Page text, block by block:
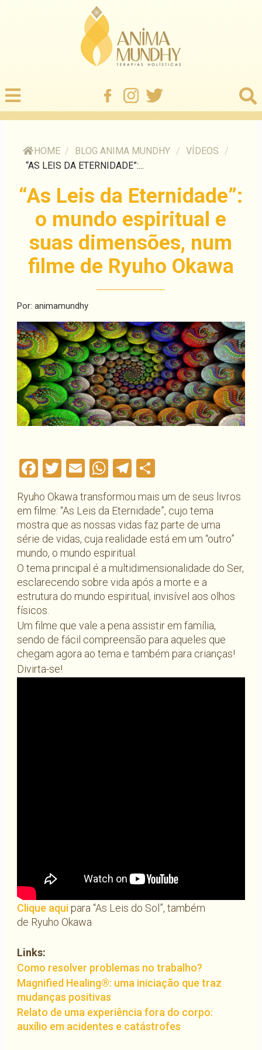
HOME / BLOG ANIMA MUNDHY / VÍDEOS
/
“AS LEIS DA ETERNIDADE”:...
“As Leis da Eternidade”:
o mundo espiritual e
suas dimensões, num
filme de Ryuho Okawa
Por: animamundhy
Facebook
Twitter
EmailWhatsApp
Telegram
Ryuho Okawa transformou mais um de seus livros
em filme: “As Leis da Eternidade”, cujo tema
mostra que as nossas vidas faz parte de uma
série de vidas, cuja realidade está em um “outro”
mundo, o mundo espiritual.
O tema principal é a multidimensionalidade do Ser,
esclarecendo sobre vida após a morte e a
estrutura do mundo espiritual, invisível aos olhos
físicos.
Um filme que vale a pena assistir em família,
sendo de fácil compreensão para aqueles que
chegam agora ao tema e também para crianças!
Divirta-se!
Clique aquipara “As Leis do Sol”, também
de Ryuho Okawa
Links:
Como resolver problemas no trabalho?
Magnified Healing®: uma iniciação que traz
mudanças positivas
Relato de uma experiência fora do corpo:
auxílio em acidentes e catástrofes